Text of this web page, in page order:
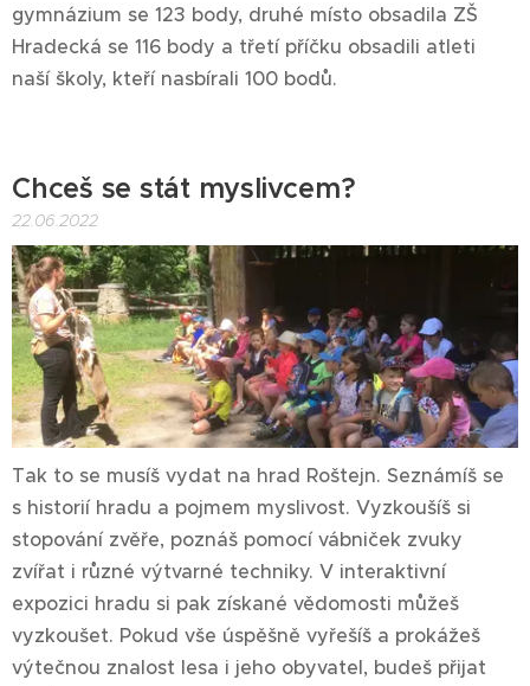
gymnázium se 123 body, druhé místo obsadila ZŠ
Hradecká se 116 body a třetí příčku obsadili atleti
naší školy, kteří nasbírali 100 bodů.
Chceš se stát myslivcem?
22.06.2022
Tak to se musíš vydat na hrad Roštejn. Seznámíš se
s historií hradu a pojmem myslivost. Vyzkoušíš si
stopování zvěře, poznáš pomocí vábniček zvuky
zvířat i různé výtvarné techniky. V interaktivní
expozici hradu si pak získané vědomosti můžeš
vyzkoušet. Pokud vše úspěšně vyřešíš a prokážeš
výtečnou znalost lesa i jeho obyvatel, budeš přijat